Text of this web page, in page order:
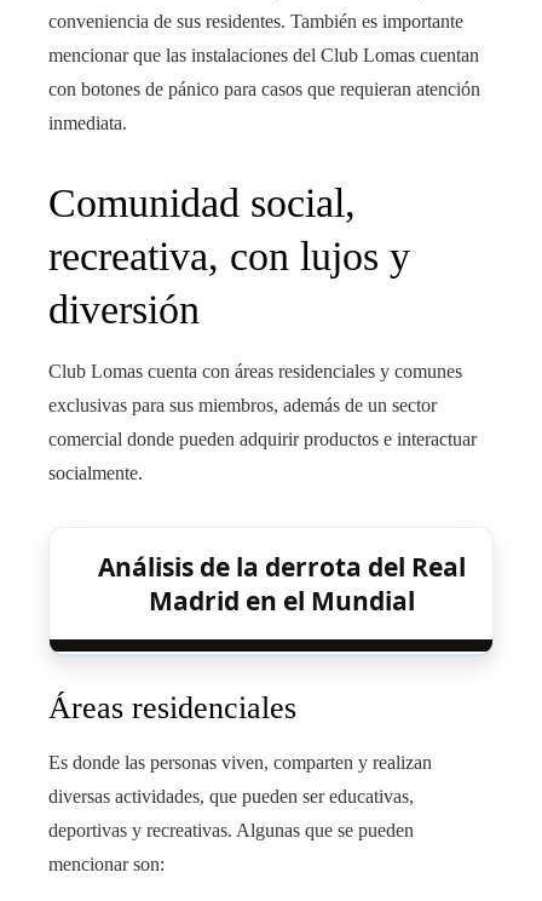
conveniencia de sus residentes. También es importante
mencionar que las instalaciones del Club Lomas cuentan
con botones de pánico para casos que requieran atención
inmediata.
Comunidad social,
recreativa, con lujos y
diversión
Club Lomas cuenta con áreas residenciales y comunes
exclusivas para sus miembros, además de un sector
comercial donde pueden adquirir productos e interactuar
socialmente.
Análisis de la derrota del Real
Madrid en el Mundial
Áreas residenciales
Es donde las personas viven, comparten y realizan
diversas actividades, que pueden ser educativas,
deportivas y recreativas. Algunas que se pueden
mencionar son: